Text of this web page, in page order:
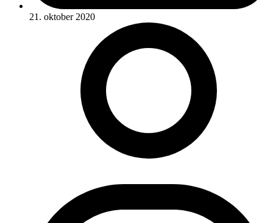
21. oktober 2020